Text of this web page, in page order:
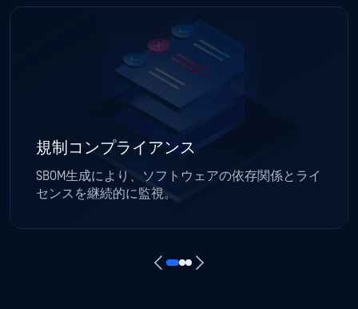
規制コンプライアンス
SBOM生成により、ソフトウェアの依存関係とライ
センスを継続的に監視。